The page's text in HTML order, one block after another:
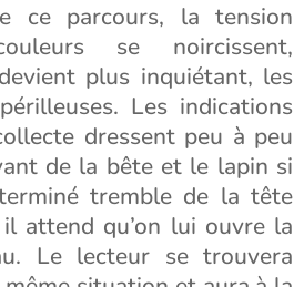
ce parcours, la tension
se noircissent,
plus inquiétant, les
Les indications
dressent peu à peu
de la bête et le lapin si
tremble de la tête
attend qu’on lui ouvre la
Le lecteur se trouvera